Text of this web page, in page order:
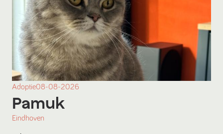
Adoptie08-08-2026
Pamuk
Eindhoven